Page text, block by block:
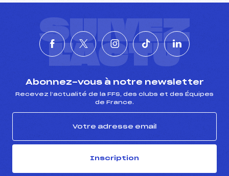
SUIVEZ
L'ACTU
Abonnez-vous à notre newsletter
Recevez l’actualité de la FFS, des clubs et des Équipes
de France.
Inscription